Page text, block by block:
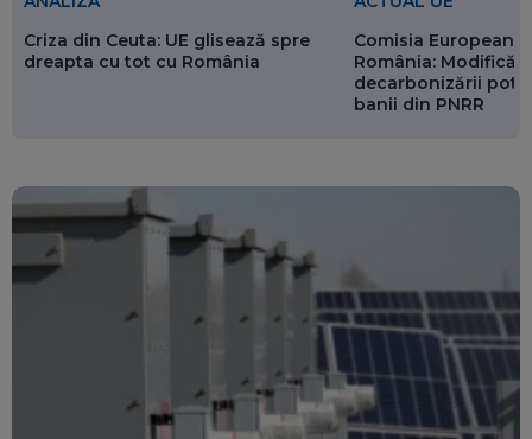
Criza din Ceuta: UE glisează spre
dreapta cu tot cu România
Comisia Europeană
România:
decarbonizării pot
banii din PNRR